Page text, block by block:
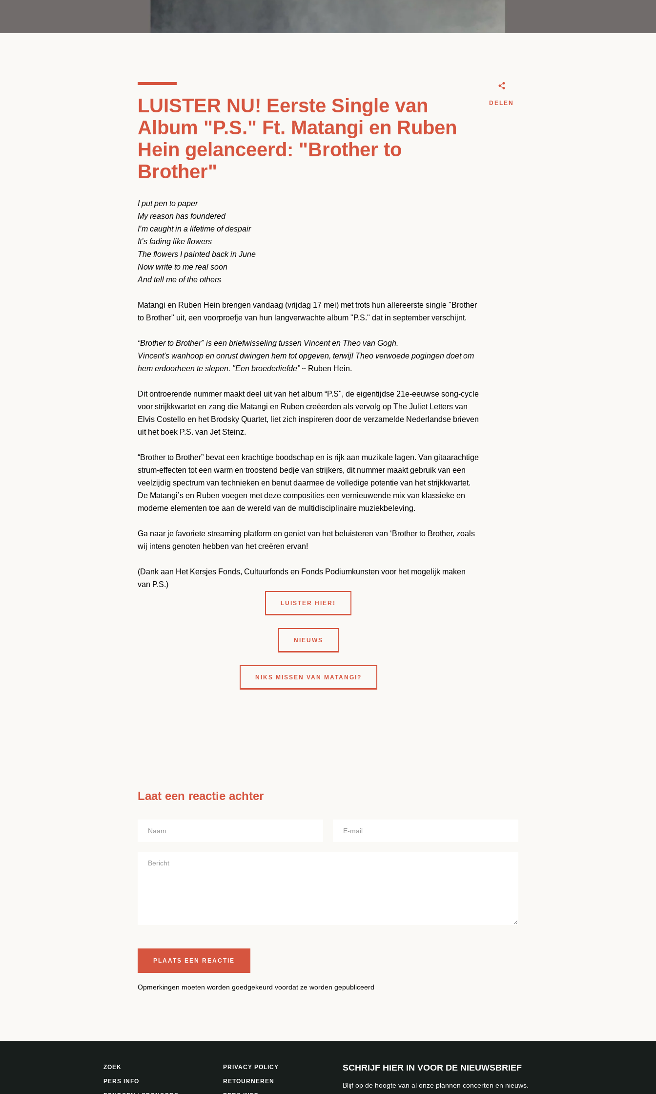
LUISTER NU! Eerste Single van
Album "P.S." Ft. Matangi en Ruben
Hein gelanceerd: "Brother to
Brother"
I put pen to paper
My reason has foundered
I’m caught in a lifetime of despair
It’s fading like flowers
The flowers I painted back in June
Now write to me real soon
And tell me of the others
Matangi en Ruben Hein brengen vandaag (vrijdag 17 mei) met trots hun allereerste single "Brother
to Brother" uit, een voorproefje van hun langverwachte album "P.S." dat in september verschijnt.
“Brother to Brother" is een briefwisseling tussen Vincent en Theo van Gogh.
Vincent's wanhoop en onrust dwingen hem tot opgeven, terwijl Theo verwoede pogingen doet om
hem erdoorheen te slepen. "Een broederliefde” ~ Ruben Hein.
Dit ontroerende nummer maakt deel uit van het album “P.S", de eigentijdse 21e-eeuwse song-cycle
voor strijkkwartet en zang die Matangi en Ruben creëerden als vervolg op The Juliet Letters van
Elvis Costello en het Brodsky Quartet, liet zich inspireren door de verzamelde Nederlandse brieven
uit het boek P.S. van Jet Steinz.
“Brother to Brother” bevat een krachtige boodschap en is rijk aan muzikale lagen. Van gitaarachtige
strum-effecten tot een warm en troostend bedje van strijkers, dit nummer maakt gebruik van een
veelzijdig spectrum van technieken en benut daarmee de volledige potentie van het strijkkwartet.
De Matangi’s en Ruben voegen met deze composities een vernieuwende mix van klassieke en
moderne elementen toe aan de wereld van de multidisciplinaire muziekbeleving.
Ga naar je favoriete streaming platform en geniet van het beluisteren van ‘Brother to Brother, zoals
wij intens genoten hebben van het creëren ervan!
(Dank aan Het Kersjes Fonds, Cultuurfonds en Fonds Podiumkunsten voor het mogelijk maken
van P.S.)
LUISTER HIER!
NIEUWS
NIKS MISSEN VAN MATANGI?
DELEN
Laat een reactie achter
Opmerkingen moeten worden goedgekeurd voordat ze worden gepubliceerd
ZOEK
PERS INFO
PRIVACY POLICY
RETOURNEREN
SCHRIJF HIER IN VOOR DE NIEUWSBRIEF
Blijf op de hoogte van al onze plannen concerten en nieuws.